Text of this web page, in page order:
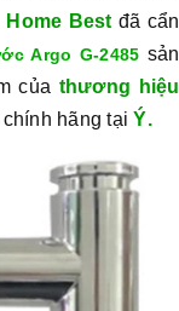
Home Best đã cẩn
Argo G-2485 sản
của thương hiệu
chính hãng tạiÝ.